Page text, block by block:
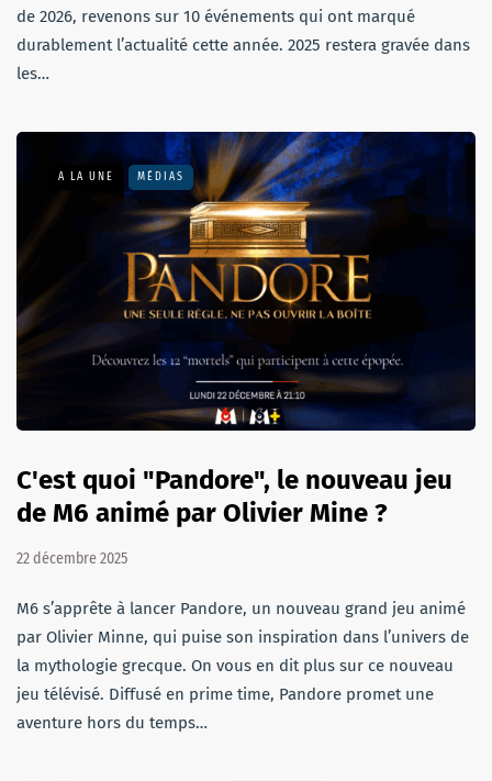
de 2026, revenons sur 10 événements qui ont marqué
durablement l’actualité cette année. 2025 restera gravée dans
les…
A LA UNE MÉDIAS
C'est quoi "Pandore", le nouveau jeu
de M6 animé par Olivier Mine ?
22 décembre 2025
M6 s’apprête à lancer Pandore, un nouveau grand jeu animé
par Olivier Minne, qui puise son inspiration dans l’univers de
la mythologie grecque. On vous en dit plus sur ce nouveau
jeu télévisé. Diffusé en prime time, Pandore promet une
aventure hors du temps…